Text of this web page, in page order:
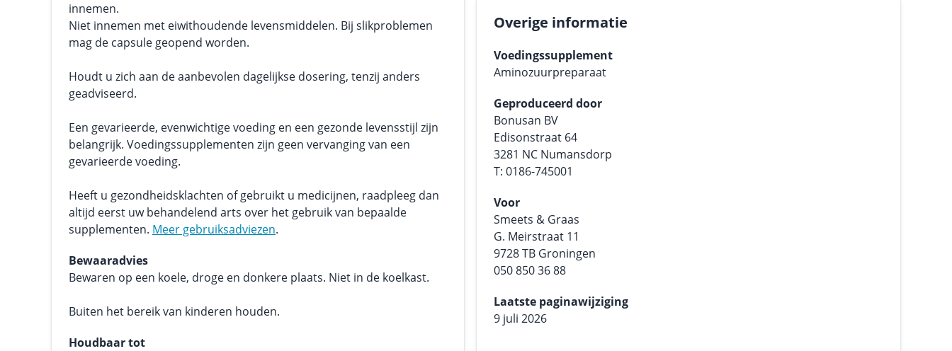
innemen.
Niet innemen met eiwithoudende levensmiddelen. Bij slikproblemen
mag de capsule geopend worden.
Houdt u zich aan de aanbevolen dagelijkse dosering, tenzij anders
geadviseerd.
Een gevarieerde, evenwichtige voeding en een gezonde levensstijl zijn
belangrijk. Voedingssupplementen zijn geen vervanging van een
gevarieerde voeding.
Heeft u gezondheidsklachten of gebruikt u medicijnen, raadpleeg dan
altijd eerst uw behandelend arts over het gebruik van bepaalde
supplementen. Meer gebruiksadviezen.
Bewaaradvies
Bewaren op een koele, droge en donkere plaats. Niet in de koelkast.
Buiten het bereik van kinderen houden.
Houdbaar tot
Overige informatie
Voedingssupplement
Aminozuurpreparaat
Geproduceerd door
Bonusan BV
Edisonstraat 64
3281 NC Numansdorp
T: 0186-745001
Voor
Smeets & Graas
G. Meirstraat 11
9728 TB Groningen
050 850 36 88
Laatste paginawijziging
9 juli 2026